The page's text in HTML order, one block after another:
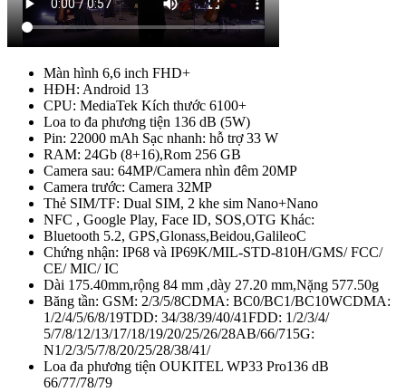
Màn hình 6,6 inch FHD+
HĐH: Android 13
CPU: MediaTek Kích thước 6100+
Loa to đa phương tiện 136 dB (5W)
Pin: 22000 mAh Sạc nhanh: hỗ trợ 33 W
RAM: 24Gb (8+16),Rom 256 GB
Camera sau: 64MP/Camera nhìn đêm 20MP
Camera trước: Camera 32MP
Thẻ SIM/TF: Dual SIM, 2 khe sim Nano+Nano
NFC , Google Play, Face ID, SOS,OTG Khác:
Bluetooth 5.2, GPS,Glonass,Beidou,GalileoC
Chứng nhận: IP68 và IP69K/MIL-STD-810H/GMS/ FCC/
CE/ MIC/ IC
Dài 175.40mm,rộng 84 mm ,dày 27.20 mm,Nặng 577.50g
Băng tần: GSM: 2/3/5/8CDMA: BC0/BC1/BC10WCDMA:
1/2/4/5/6/8/19TDD: 34/38/39/40/41FDD: 1/2/3/4/
5/7/8/12/13/17/18/19/20/25/26/28AB/66/715G:
N1/2/3/5/7/8/20/25/28/38/41/
Loa đa phương tiện OUKITEL WP33 Pro136 dB
66/77/78/79